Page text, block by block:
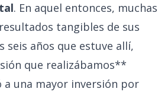
. En aquel entonces, muchas
tangibles de sus
años que estuve allí,
que realizábamos**
una mayor inversión por